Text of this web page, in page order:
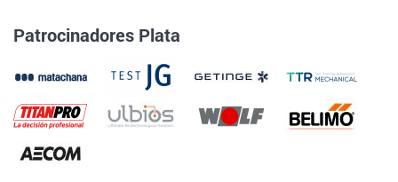
Patrocinadores Plata